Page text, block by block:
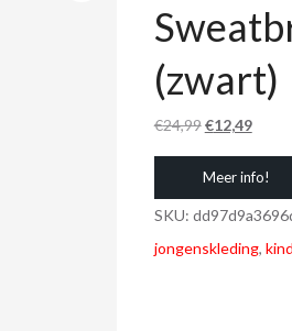
(zwart)
€24,99
prijs
was:
€24,99.
€12,49
prijs
is:
Meer info!
SKU:
jongenskleding, kind